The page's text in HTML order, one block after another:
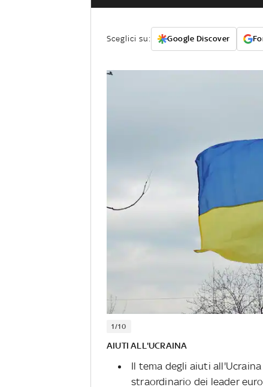
Sceglici su: Google Discover
1/10
AIUTI ALL'UCRAINA
Il tema degli aiuti
straordinario dei leader